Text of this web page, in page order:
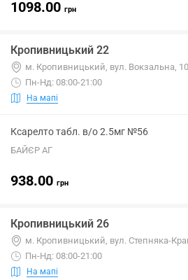
1098.00 грн
Кропивницький 22
м. Кропивницький, вул. Вокзальна,
Пн-Нд: 08:00-21:00
На мапі
Ксарелто табл. в/о 2.5мг №56
БАЙЄР АГ
938.00 грн
Кропивницький 26
м. Кропивницький, вул. Степняка-
Пн-Нд: 08:00-21:00
На мапі